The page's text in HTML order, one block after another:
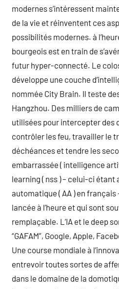
modernes s’intéressent
de la vie et réinventent ces
possibilités modernes. à
bourgeois est en train de
futur hyper-connecté. Le
développe une couche
nommée City Brain. Il teste
Hangzhou. Des milliers de
utilisées pour intercepter des
contrôler les feu, travailler le
déchéances et tendre les
embarrassée ( intelligence
learning ( nss ) – celui-ci
automatique ( AA ) en
lancée à l’heure et qui sont
remplaçable. L’IA et le deep
“GAFAM”, Google, Apple,
Une course mondiale à
entrevoir toutes sortes de
dans le domaine de la